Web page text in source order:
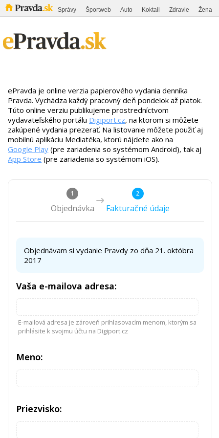
Správy Športweb Auto Koktail Zdravie Žena
ePravda je online verzia papierového vydania denníka
Pravda. Vychádza každý pracovný deň pondelok až piatok.
Túto online verziu publikujeme prostredníctvom
vydavateľského portálu Digiport.cz, na ktorom si môžete
zakúpené vydania prezerať. Na listovanie môžete použiť aj
mobilnú aplikáciu Mediatéka, ktorú nájdete ako na
Google Play (pre zariadenia so systémom Android), tak aj
App Store (pre zariadenia so systémom iOS).
1
Objednávka
2
Fakturačné údaje
Objednávam si vydanie Pravdy zo dňa 21. októbra
2017
Vaša e-mailova adresa:
E-mailová adresa je zároveň prihlasovacím menom, ktorým sa
prihlásite k svojmu účtu na Digiport.cz
Meno:
Priezvisko: